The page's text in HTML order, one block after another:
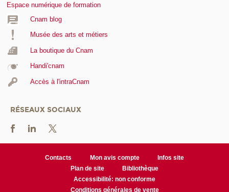
Espace numérique de formation
Cnam blog
Musée des arts et métiers
La boutique du Cnam
Handi'cnam
Accès à l'intraCnam
RÉSEAUX SOCIAUX
Contacts Mon avis compte
Infos site
Plan de site
Bibliothèque
Accessibilité: non conforme
Conditions générales de vente